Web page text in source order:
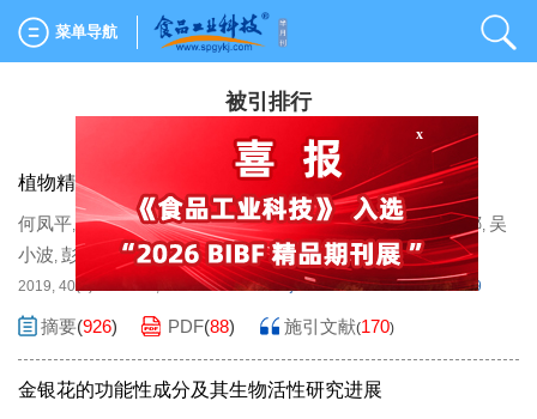
菜单导航
被引排行
植物精油提取方法、组成成分及功能特性研究进展
何凤平,雷朝云,范建新,龚德勇,康专苗,刘荣,韩树全,罗立娜, 吴
小波, 彭杨 明方刚
2019, 40(3): 307-312,320. DOI:10.13386/j.issn1002-0306.2019.03.049
摘要(926) PDF(88) 施引文献(170)
金银花的功能性成分及其生物活性研究进展